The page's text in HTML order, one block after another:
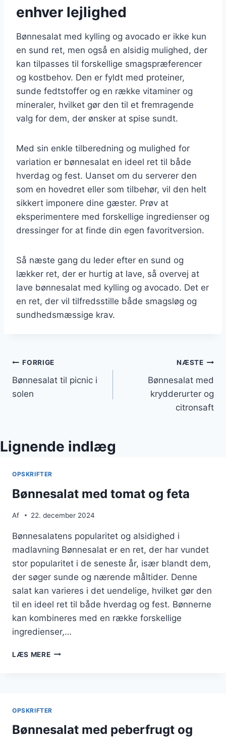
enhver lejlighed
Bønnesalat med kylling og avocado er ikke kun
en sund ret, men også en alsidig mulighed, der
kan tilpasses til forskellige smagspræferencer
og kostbehov. Den er fyldt med proteiner,
sunde fedtstoffer og en række vitaminer og
mineraler, hvilket gør den til et fremragende
valg for dem, der ønsker at spise sundt.
Med sin enkle tilberedning og mulighed for
variation er bønnesalat en ideel ret til både
hverdag og fest. Uanset om du serverer den
som en hovedret eller som tilbehør, vil den helt
sikkert imponere dine gæster. Prøv at
eksperimentere med forskellige ingredienser og
dressinger for at finde din egen favoritversion.
Så næste gang du leder efter en sund og
lækker ret, der er hurtig at lave, så overvej at
lave bønnesalat med kylling og avocado. Det er
en ret, der vil tilfredsstille både smagsløg og
sundhedsmæssige krav.
Indlægsnavigation
FORRIGE
Bønnesalat til picnic i
solen
NÆSTE
Bønnesalat med
krydderurter og
citronsaft
Lignende indlæg
OPSKRIFTER
Bønnesalat med tomat og feta
Af 22. december 2024
Bønnesalatens popularitet og alsidighed i
madlavning Bønnesalat er en ret, der har vundet
stor popularitet i de seneste år, især blandt dem,
der søger sunde og nærende måltider. Denne
salat kan varieres i det uendelige, hvilket gør den
til en ideel ret til både hverdag og fest. Bønnerne
kan kombineres med en række forskellige
ingredienser,…
LÆS MEREBØNNESALAT
OPSKRIFTER
Bønnesalat med peberfrugt og